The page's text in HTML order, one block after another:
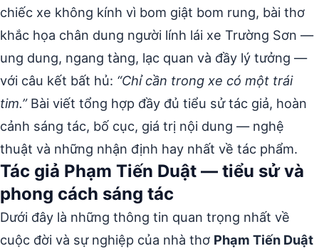
chiếc xe không kính vì bom giật bom rung, bài thơ
khắc họa chân dung người lính lái xe Trường Sơn —
ung dung, ngang tàng, lạc quan và đầy lý tưởng —
với câu kết bất hủ: “Chỉ cần trong xe có một trái
tim.”Bài viết tổng hợp đầy đủ tiểu sử tác giả, hoàn
cảnh sáng tác, bố cục, giá trị nội dung — nghệ
thuật và những nhận định hay nhất về tác phẩm.
Tác giả Phạm Tiến Duật — tiểu sử và
phong cách sáng tác
Dưới đây là những thông tin quan trọng nhất về
cuộc đời và sự nghiệp của nhà thơ Phạm Tiến Duật